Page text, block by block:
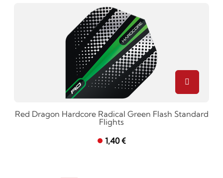
Red Dragon Hardcore Radical Green Flash Standard
Flights
1,40 €